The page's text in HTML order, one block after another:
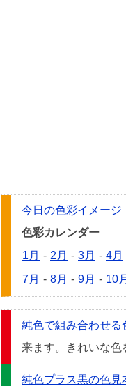
今日の色彩イメージ
色彩カレンダー
1月 - 2月 - 3月 - 4月
7月 - 8月 - 9月 - 10月
純色で組み合わせる
来ます。きれいな色
純色プラス黒の色見